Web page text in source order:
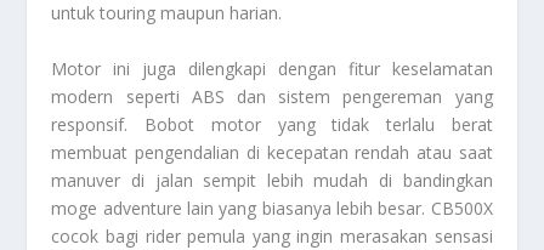
untuk touring maupun harian.
Motor ini juga dilengkapi dengan fitur keselamatan
modern seperti ABS dan sistem pengereman yang
responsif. Bobot motor yang tidak terlalu berat
membuat pengendalian di kecepatan rendah atau saat
manuver di jalan sempit lebih mudah di bandingkan
moge adventure lain yang biasanya lebih besar. CB500X
cocok bagi rider pemula yang ingin merasakan sensasi